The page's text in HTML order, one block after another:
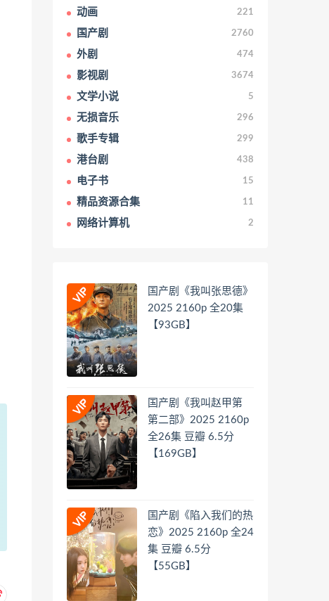
动画 221
国产剧 2760
外剧 474
影视剧 3674
文学小说 5
无损音乐 296
歌手专辑 299
港台剧 438
电子书 15
精品资源合集 11
网络计算机 2
国产剧《我叫张思德》
2025 2160p 全20集
【93GB】
国产剧《我叫赵甲第
第二部》2025 2160p
全26集 豆瓣 6.5分
【169GB】
国产剧《陷入我们的热
恋》2025 2160p 全24
集 豆瓣 6.5分
【55GB】